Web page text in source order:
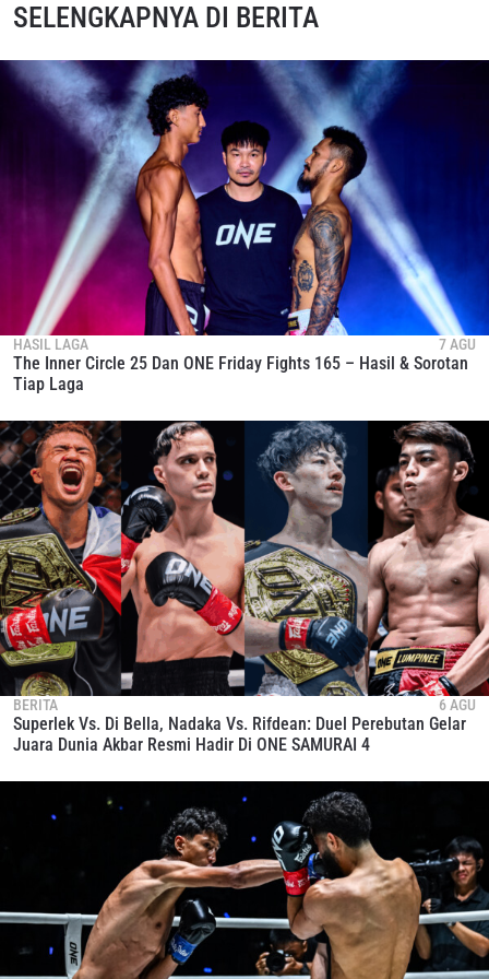
SELENGKAPNYA DI BERITA
HASIL LAGA 7 AGU
The Inner Circle 25 Dan ONE Friday Fights 165 – Hasil & Sorotan
Tiap Laga
BERITA 6 AGU
Superlek Vs. Di Bella, Nadaka Vs. Rifdean: Duel Perebutan Gelar
Juara Dunia Akbar Resmi Hadir Di ONE SAMURAI 4